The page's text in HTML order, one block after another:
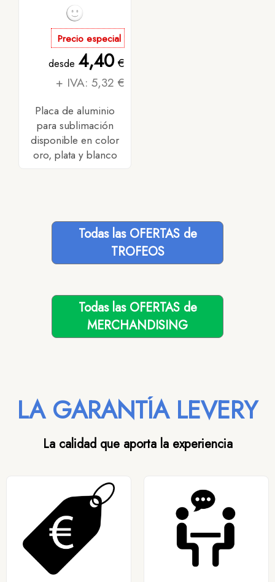
Precio especial
desde 4,40€
+ IVA: 5,32 €
Placa de aluminio
para sublimación
disponible en color
oro, plata y blanco
Todas las OFERTAS de
TROFEOS
Todas las OFERTAS de
MERCHANDISING
LA GARANTÍA LEVERY
La calidad que aporta la experiencia